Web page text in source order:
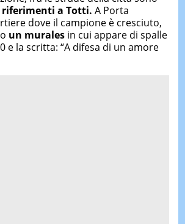
riferimenti a Totti. A Porta
dove il campione è cresciuto,
un muralesin cui appare di spalle
e la scritta: “A difesa di un amore